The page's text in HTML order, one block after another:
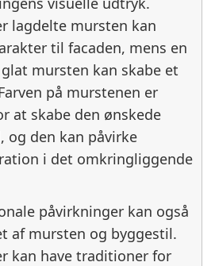
lagdelte mursten kan
til facaden, mens en
mursten kan skabe et
på murstenen er
at skabe den ønskede
den kan påvirke
i det omkringliggende
påvirkninger kan også
af mursten og byggestil.
kan have traditioner for